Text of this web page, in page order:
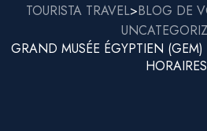
TOURISTA TRAVEL>BLOG DE
GRAND MUSÉE ÉGYPTIEN (GEM)
HORAIRES